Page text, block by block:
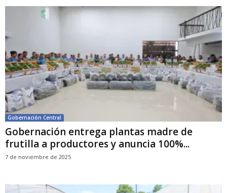
Gobernación Central
Gobernación entrega plantas madre de
frutilla a productores y anuncia 100%...
7 de noviembre de 2025